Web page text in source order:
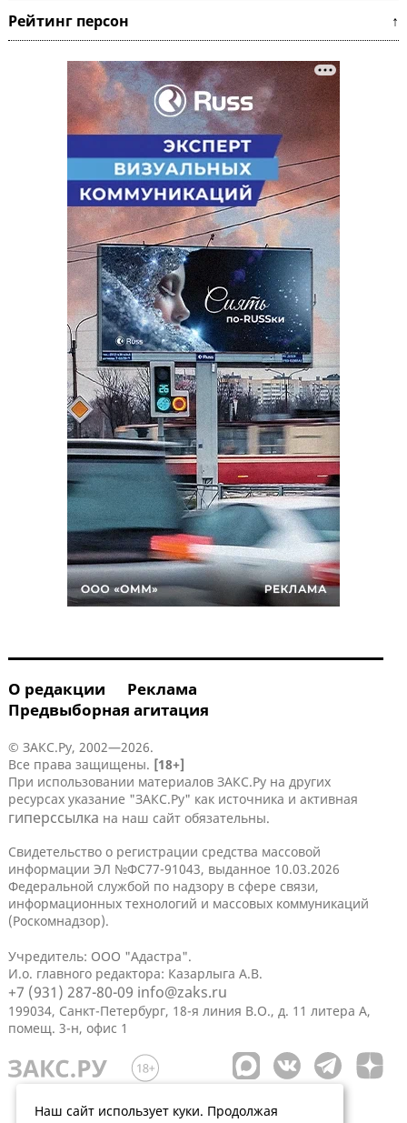
Рейтинг персон ↑
О редакции
Реклама
Предвыборная агитация
© ЗАКС.Ру, 2002—2026.
Все права защищены. [18+]
При использовании материалов ЗАКС.Ру на других
ресурсах указание "ЗАКС.Ру" как источника и активная
гиперссылка на наш сайт обязательны.
Свидетельство о регистрации средства массовой
информации ЭЛ №ФС77-91043, выданное 10.03.2026
Федеральной службой по надзору в сфере связи,
информационных технологий и массовых коммуникаций
(Роскомнадзор).
Учредитель: ООО "Адастра".
И.о. главного редактора: Казарлыга А.В.
+7 (931) 287-80-09 info@zaks.ru
199034, Санкт-Петербург, 18-я линия В.О., д. 11 литера А,
помещ. 3-н, офис 1
Наш сайт использует куки. Продолжая